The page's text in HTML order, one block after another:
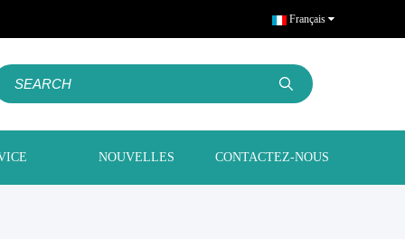
Français
NOUVELLES CONTACTEZ-NOUS